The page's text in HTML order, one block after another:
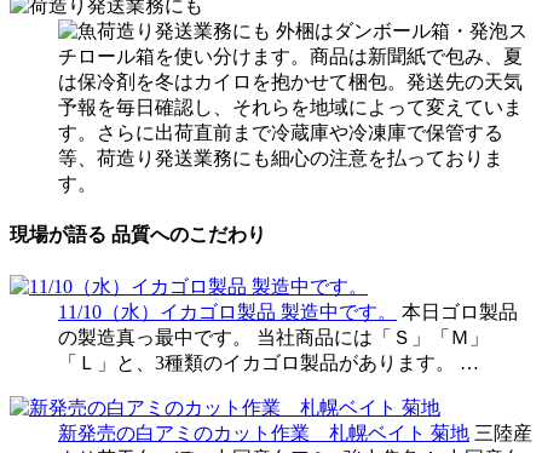
荷造り発送業務にも 外梱はダンボール箱・発泡ス
チロール箱を使い分けます。商品は新聞紙で包み、夏
は保冷剤を冬はカイロを抱かせて梱包。発送先の天気
予報を毎日確認し、それらを地域によって変えていま
す。さらに出荷直前まで冷蔵庫や冷凍庫で保管する
等、荷造り発送業務にも細心の注意を払っておりま
す。
現場が語る 品質へのこだわり
11/10（水）イカゴロ製品 製造中です。
本日ゴロ製品
の製造真っ最中です。 当社商品には「Ｓ」「Ｍ」
「Ｌ」と、3種類のイカゴロ製品があります。 …
新発売の白アミのカット作業 札幌ベイト 菊地 三陸産